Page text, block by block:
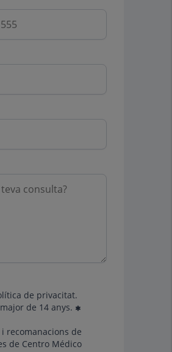
de privacitat.
de 14 anys.
recomanacions de
de Centro Médico